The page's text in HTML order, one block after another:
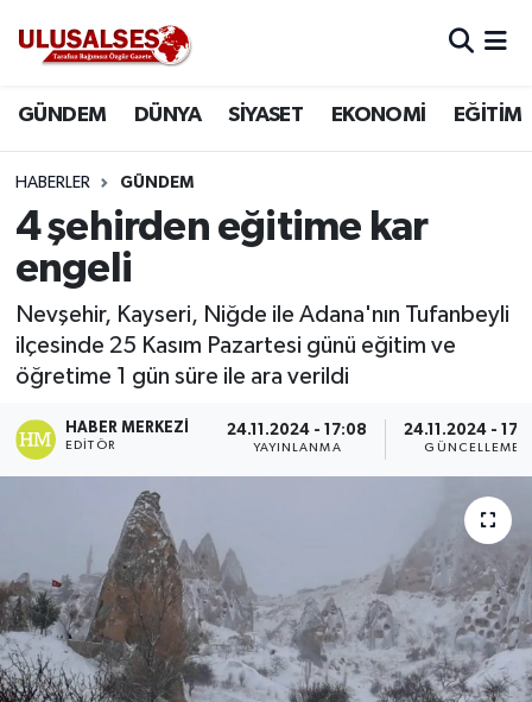
GÜNDEM DÜNYA SİYASET EKONOMİ EĞİTİM
HABERLER GÜNDEM
4 şehirden eğitime kar
engeli
Nevşehir, Kayseri, Niğde ile Adana'nın Tufanbeyli
ilçesinde 25 Kasım Pazartesi günü eğitim ve
öğretime 1 gün süre ile ara verildi
HABER MERKEZI
EDITÖR
24.11.2024 - 17:08
YAYINLANMA
24.11.2024 -
GÜNCELLEME
DÜNYA
SİYASET
EKONOMİ
EĞİTİM
SAĞLIK
MAGAZİN
Trafik Durumu
Süper Lig Puan Durumu ve Fikstür
Tüm Manşetler
Son Dakika Haberleri
Haber Arşivi